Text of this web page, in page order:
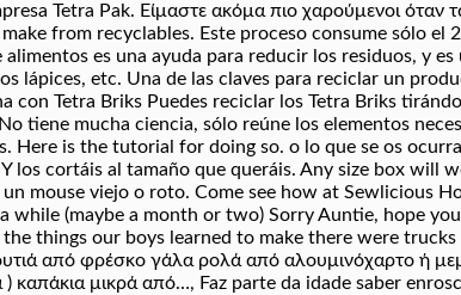
Tetra Pak. Είμαστε ακόμα πιο χαρούμενοι όταν τα
from recyclables. Este proceso consume sólo el
es una ayuda para reducir los residuos, y
lápices, etc. Una de las claves para reciclar un
con Tetra Briks Puedes reciclar los Tetra Briks
tiene mucha ciencia, sólo reúne los elementos
Here is the tutorial for doing so. o lo que se os
los cortáis al tamaño que queráis. Any size box will
mouse viejo o roto. Come see how at Sewlicious
while (maybe a month or two) Sorry Auntie, hope
things our boys learned to make there were
από φρέσκο γάλα ρολά από αλουμινόχαρτο ή
καπάκια μικρά από…, Faz parte da idade saber